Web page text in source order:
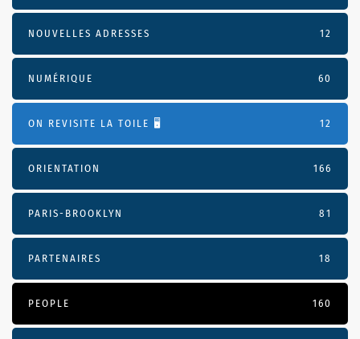
NOUVELLES ADRESSES 12
NUMÉRIQUE 60
ON REVISITE LA TOILE 🖥️ 12
ORIENTATION 166
PARIS-BROOKLYN 81
PARTENAIRES 18
PEOPLE 160